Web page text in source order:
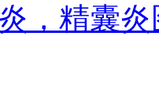
，精囊炎